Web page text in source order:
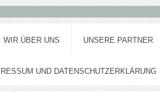
WIR ÜBER UNS UNSERE PARTNER
UND DATENSCHUTZERKLÄRUNG